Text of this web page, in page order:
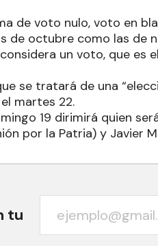
de voto nulo, voto en
de octubre como las de
un voto, que es
se tratará de una
martes 22.
19 dirimirá quien
por la Patria) y Javier
tu